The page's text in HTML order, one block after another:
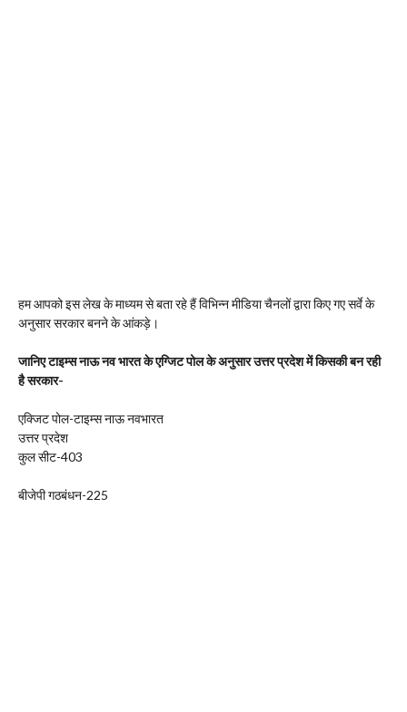
हम आपको इस लेख के माध्यम से बता रहे हैं विभिन्न मीडिया चैनलों द्वारा किए गए सर्वे के
अनुसार सरकार बनने के आंकड़े।
जानिए टाइम्स नाऊ नव भारत के एग्जिट पोल के अनुसार उत्तर प्रदेश में किसकी बन रही
है सरकार-
एक्जिट पोल-टाइम्स नाऊ नवभारत
उत्तर प्रदेश
कुल सीट-403
बीजेपी गठबंधन-225